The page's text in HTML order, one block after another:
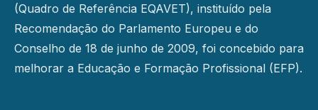
(Quadro de Referência EQAVET), instituído pela
Recomendação do Parlamento Europeu e do
Conselho de 18 de junho de 2009, foi concebido para
melhorar a Educação e Formação Profissional (EFP).